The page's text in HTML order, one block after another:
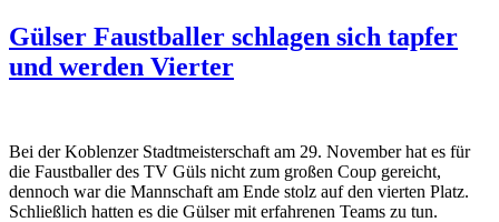
Gülser Faustballer schlagen sich tapfer
und werden Vierter
Bei der Koblenzer Stadtmeisterschaft am 29. November hat es für
die Faustballer des TV Güls nicht zum großen Coup gereicht,
dennoch war die Mannschaft am Ende stolz auf den vierten Platz.
Schließlich hatten es die Gülser mit erfahrenen Teams zu tun.